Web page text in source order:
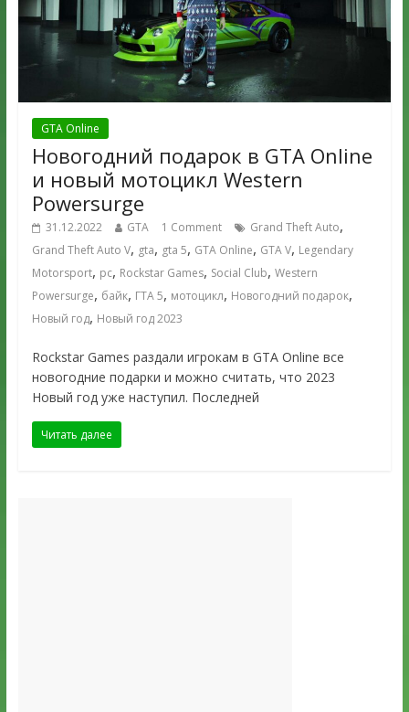
GTA Online
Новогодний подарок в GTA Online
и новый мотоцикл Western
Powersurge
31.12.2022 GTA 1 Comment Grand Theft Auto,
Grand Theft Auto V, gta, gta 5, GTA Online, GTA V, Legendary
Motorsport, pc, Rockstar Games, Social Club, Western
Powersurge, байк, ГТА 5, мотоцикл, Новогодний подарок,
Новый год, Новый год 2023
Rockstar Games раздали игрокам в GTA Online все
новогодние подарки и можно считать, что 2023
Новый год уже наступил. Последней
Читать далее